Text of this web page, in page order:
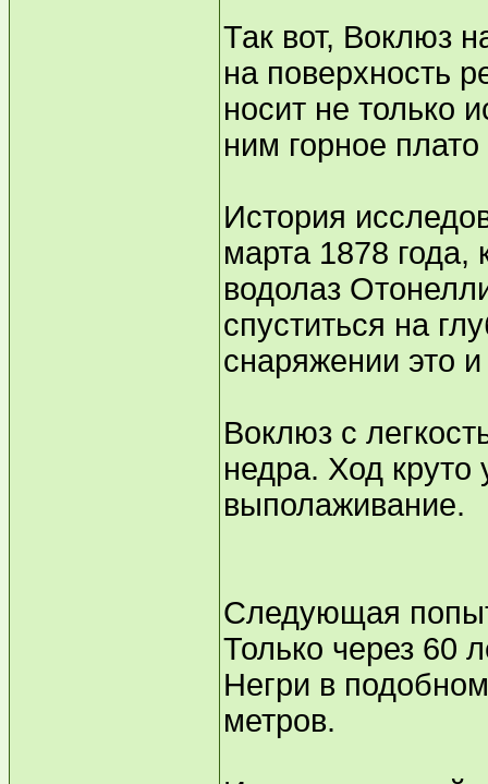
Так вот, Воклюз
на поверхность
носит не только
ним горное
История
марта 1878 года,
водолаз
спуститься на
снаряжении это
Воклюз с
недра. Ход круто
выполаживание.
Следующая
Только через 60
Негри в
метров.